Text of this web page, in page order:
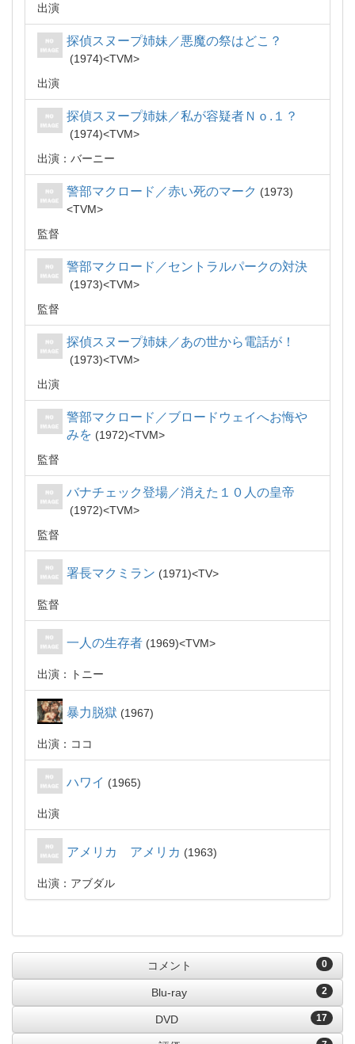
出演
探偵スヌープ姉妹／悪魔の祭はどこ？
1974
TVM
出演
探偵スヌープ姉妹／私が容疑者Ｎｏ.１？
1974
TVM
出演：バーニー
警部マクロード／赤い死のマーク
1973
TVM
監督
警部マクロード／セントラルパークの対決
1973
TVM
監督
探偵スヌープ姉妹／あの世から電話が！
1973
TVM
出演
警部マクロード／ブロードウェイへお悔や
みを
1972
TVM
監督
バナチェック登場／消えた１０人の皇帝
1972
TVM
監督
署長マクミラン 1971 TV
監督
一人の生存者 1969 TVM
出演：トニー
暴力脱獄 1967
出演：ココ
ハワイ 1965
出演
アメリカ アメリカ 1963
出演：アブダル
0
コメント
2
Blu-ray
17
DVD